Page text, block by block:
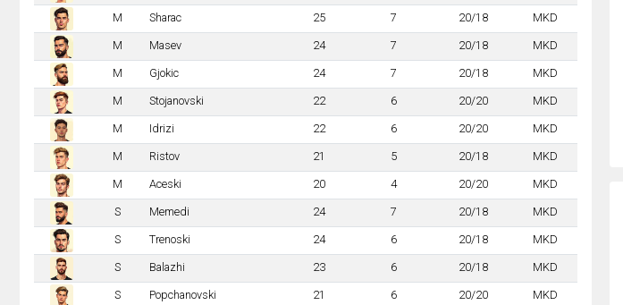
M Sharac 25 7 20/18 MKD
M Masev 24 7 20/18 MKD
M Gjokic 24 7 20/18 MKD
M Stojanovski 22 6 20/20 MKD
M Idrizi 22 6 20/20 MKD
M Ristov 21 5 20/18 MKD
M Aceski 20 4 20/20 MKD
S Memedi 24 7 20/18 MKD
S Trenoski 24 6 20/18 MKD
S Balazhi 23 6 20/18 MKD
S Popchanovski 21 6 20/20 MKD